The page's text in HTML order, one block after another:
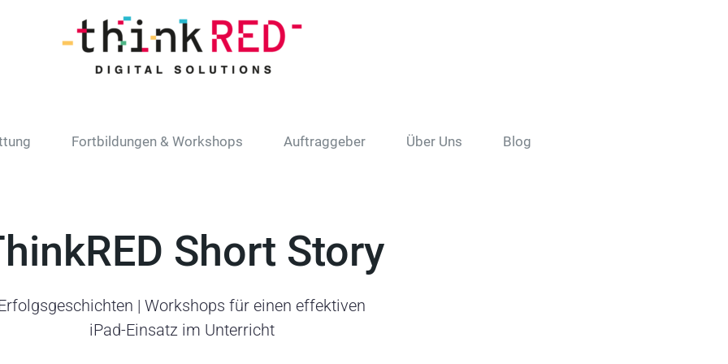
Fortbildungen & Workshops Auftraggeber Über Uns Blog
Short Story
| Workshops für einen effektiven
iPad-Einsatz im Unterricht